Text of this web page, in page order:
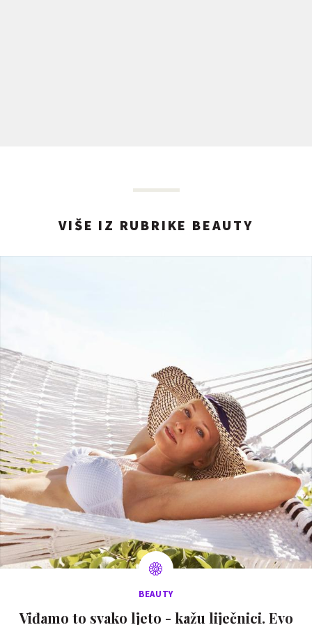
VIŠE IZ RUBRIKE BEAUTY
BEAUTY
Viđamo to svako ljeto - kažu liječnici. Evo